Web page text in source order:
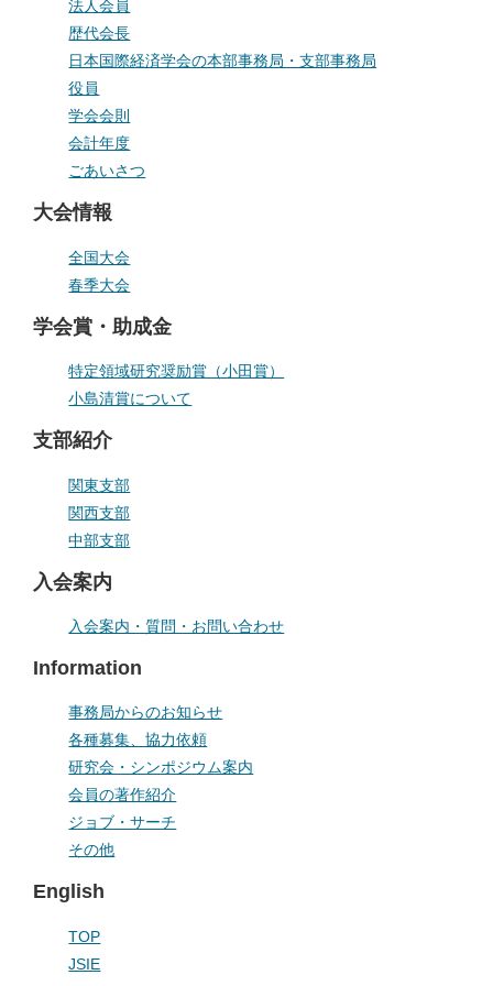
法人会員
歴代会長
日本国際経済学会の本部事務局・支部事務局
役員
学会会則
会計年度
ごあいさつ
大会情報
全国大会
春季大会
学会賞・助成金
特定領域研究奨励賞（小田賞）
小島清賞について
支部紹介
関東支部
関西支部
中部支部
入会案内
入会案内・質問・お問い合わせ
Information
事務局からのお知らせ
各種募集、協力依頼
研究会・シンポジウム案内
会員の著作紹介
ジョブ・サーチ
その他
English
TOP
JSIE